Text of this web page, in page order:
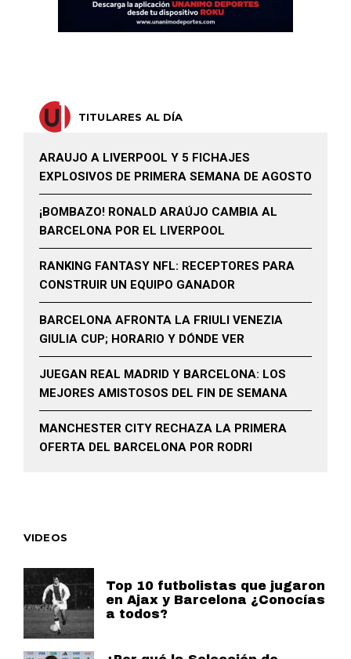
TITULARES AL DÍA
ARAUJO A LIVERPOOL Y 5 FICHAJES
EXPLOSIVOS DE PRIMERA SEMANA DE AGOSTO
¡BOMBAZO! RONALD ARAÚJO CAMBIA AL
BARCELONA POR EL LIVERPOOL
RANKING FANTASY NFL: RECEPTORES PARA
CONSTRUIR UN EQUIPO GANADOR
BARCELONA AFRONTA LA FRIULI VENEZIA
GIULIA CUP; HORARIO Y DÓNDE VER
JUEGAN REAL MADRID Y BARCELONA: LOS
MEJORES AMISTOSOS DEL FIN DE SEMANA
MANCHESTER CITY RECHAZA LA PRIMERA
OFERTA DEL BARCELONA POR RODRI
VIDEOS
Top 10 futbolistas que jugaron
en Ajax y Barcelona ¿Conocías
a todos?